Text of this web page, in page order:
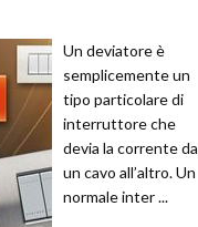
Un deviatore è
semplicemente un
tipo particolare di
interruttore che
devia la corrente da
un cavo all’altro. Un
normale inter ...